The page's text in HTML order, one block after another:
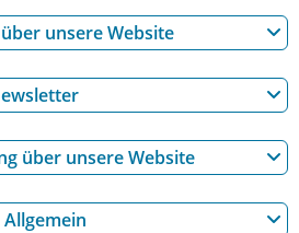
unsere Website
über unsere Website
/ 7.1.1. Allgemein